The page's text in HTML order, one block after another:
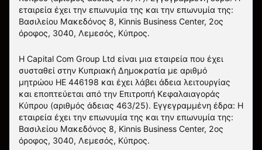
εταιρεία έχει την επωνυμία της και την επωνυμία της:
Βασιλείου Μακεδόνος 8, Kinnis Business Center, 2ος
όροφος, 3040, Λεμεσός, Κύπρος.
Η Capital Com Group Ltd είναι μια εταιρεία που έχει
συσταθεί στην Κυπριακή Δημοκρατία με αριθμό
μητρώου ΗΕ 446198 και έχει λάβει άδεια λειτουργίας
και εποπτεύεται από την Επιτροπή Κεφαλαιαγοράς
Κύπρου (αριθμός άδειας 463/25). Εγγεγραμμένη έδρα: Η
εταιρεία έχει την επωνυμία της και την επωνυμία της:
Βασιλείου Μακεδόνος 8, Kinnis Business Center, 2ος
όροφος, 3040, Λεμεσός, Κύπρος.